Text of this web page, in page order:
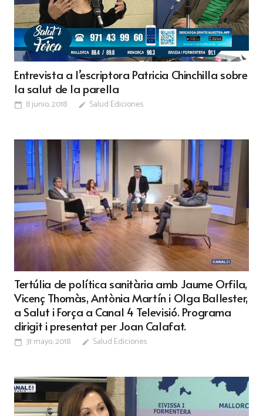
Entrevista a l’escriptora Patricia Chinchilla sobre
la salut de la parella
calendar_today 8 junio, 2018 edit Salud Ediciones
Tertúlia de política sanitària amb Jaume Orfila,
Vicenç Thomàs, Antònia Martín i Olga Ballester,
a Salut i Força a Canal 4 Televisió. Programa
dirigit i presentat per Joan Calafat.
calendar_today 31 mayo, 2018 edit Salud Ediciones